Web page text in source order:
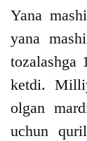
Yana
yana
tozalashga
ketdi.
olgan
uchun